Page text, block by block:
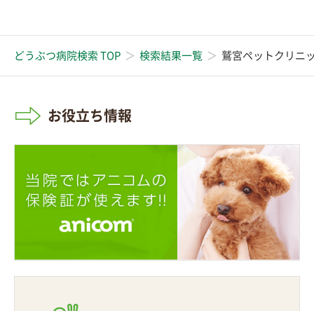
どうぶつ病院検索 TOP 検索結果一覧 鷲宮ペットクリニ
お役立ち情報